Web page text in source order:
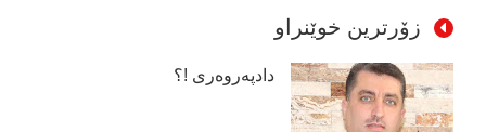
زۆرترین خوێنراو
دادپەروەری !؟